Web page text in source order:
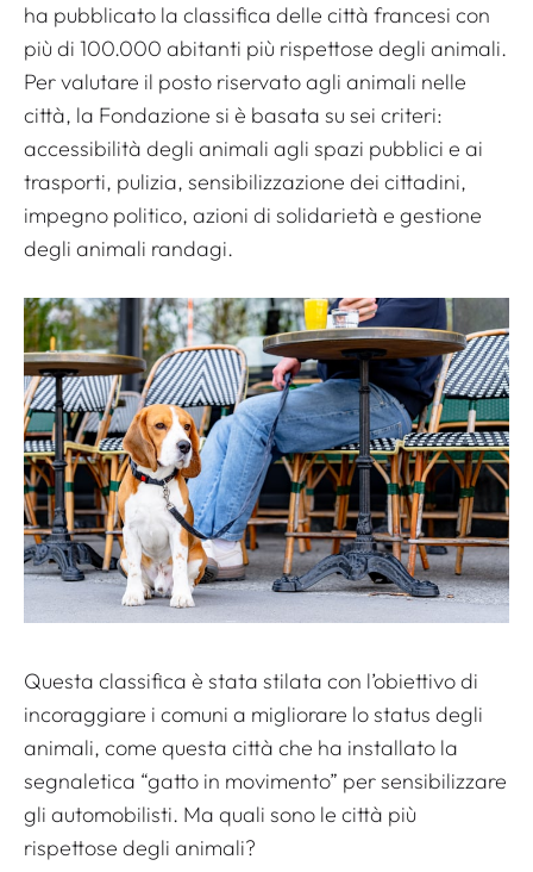
ha pubblicato la classifica delle città francesi con
più di 100.000 abitanti più rispettose degli animali.
Per valutare il posto riservato agli animali nelle
città, la Fondazione si è basata su sei criteri:
accessibilità degli animali agli spazi pubblici e ai
trasporti, pulizia, sensibilizzazione dei cittadini,
impegno politico, azioni di solidarietà e gestione
degli animali randagi.
Questa classifica è stata stilata con l’obiettivo di
incoraggiare i comuni a migliorare lo status degli
animali, come questa città che ha installato la
segnaletica “gatto in movimento” per sensibilizzare
gli automobilisti. Ma quali sono le città più
rispettose degli animali?